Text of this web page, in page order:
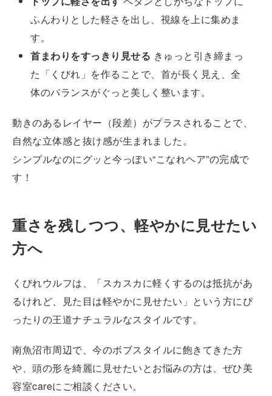
ふんわりとした軽さを出し、視線を上に集めま
す。
首まわりをすっきり見せる きゅっと引き締まっ
た「くびれ」を作ることで、首が長く見え、全
体のバランスがぐっと美しく整います。
動きのあるレイヤー（段差）がプラスされることで、
自然な立体感と抜け感が生まれました。
シンプルなのにグッと今っぽい“こなれヘア”の完成で
す！
重さを残しつつ、軽やかに見せたい
方へ
くびれウルフは、「スカスカに軽くするのは抵抗があ
るけれど、見た目は軽やかに見せたい」という方にぴ
ったりの王道ナチュラルなスタイルです。
南魚沼市周辺で、今のボブスタイルに飽きてきた方
や、頭の形を綺麗に見せたいとお悩みの方は、ぜひ美
容室careにご相談ください。